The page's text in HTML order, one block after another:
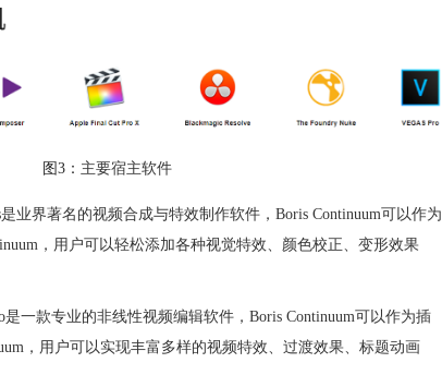
图3： 主要宿主软件
业界著名的视频合成与特效制作软件，Boris Continuum可以作为
，用户可以轻松添加各种视觉特效、颜色校正、变形效果
是一款专业的非线性视频编辑软件，Boris Continuum可以作为插
，用户可以实现丰富多样的视频特效、过渡效果、标题动画